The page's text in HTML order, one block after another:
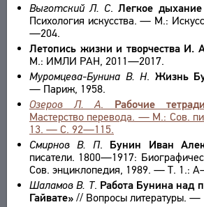
Выготский Л. С.Легкое дыхание
Психология искусства. — М.:
—204.
Летопись жизни и творчества И.
М.: ИМЛИ РАН, 2011—2017.
Муромцева-Бунина В. Н. Жизнь
— Париж, 1958.
Озеров Л. А. Рабочие
Мастерство перевода. — М.: Сов.
13. — С. 92—115.
Смирнов В. П. Бунин Иван
писатели. 1800—1917:
Сов. энциклопедия, 1989. — Т. 1.:
Шаламов В. Т. Работа Бунина над
Гайвате» // Вопросы литературы.